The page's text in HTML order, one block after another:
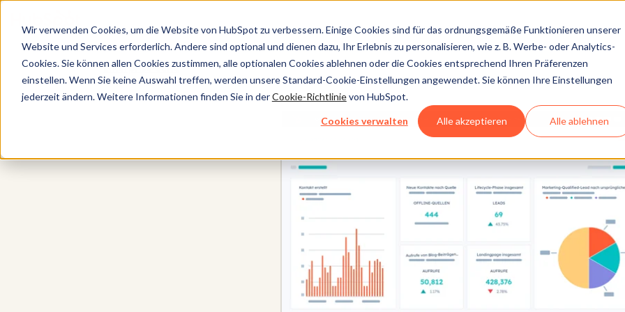
Wir verwenden Cookies, um die Website von HubSpot zu verbessern. Einige Cookies sind für das ordnungsgemäße Funktionieren unserer
Website und Services erforderlich. Andere sind optional und dienen dazu, Ihr Erlebnis zu personalisieren, wie z. B. Werbe- oder Analytics-
Cookies. Sie können allen Cookies zustimmen, alle optionalen Cookies ablehnen oder die Cookies entsprechend Ihren Präferenzen
einstellen. Wenn Sie keine Auswahl treffen, werden unsere Standard-Cookie-Einstellungen angewendet. Sie können Ihre Einstellungen
jederzeit ändern. Weitere Informationen finden Sie in derCookie-Richtlinievon HubSpot.
Cookies verwalten Alle akzeptieren Alle ablehnen
Enterprise-Suite